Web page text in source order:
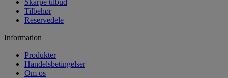
Tilbehør
Reservedele
Information
Produkter
Handelsbetingelser
Om os